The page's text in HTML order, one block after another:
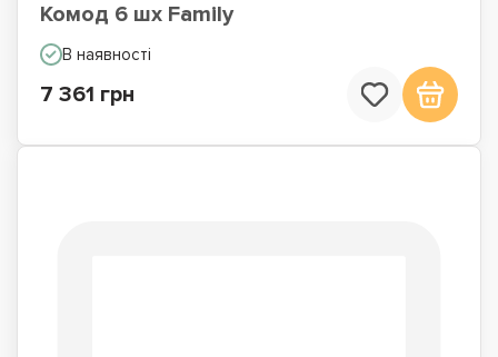
Комод 6 шх Family
В наявності
7 361 грн